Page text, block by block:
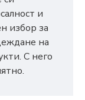
и
избор за
на
С него